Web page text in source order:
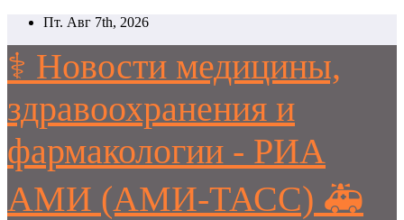
Перейти
содержимому
Пт. Авг 7th, 2026
⚕️ Новости медицины,
здравоохранения и
фармакологии - РИА
АМИ (АМИ-ТАСС) 🚑